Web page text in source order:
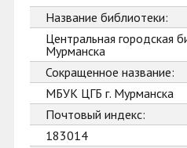
Название библиотеки:
Центральная городская
Мурманска
Сокращенное название:
МБУК ЦГБ г. Мурманска
Почтовый индекс:
183014